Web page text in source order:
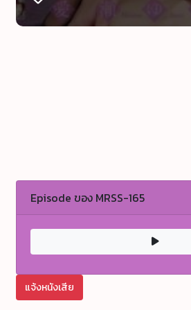
Episode ของ MRSS-165
แจ้งหนังเสีย